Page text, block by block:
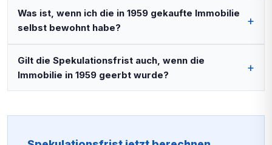
Was ist, wenn ich die in 1959 gekaufte Immobilie
selbst bewohnt habe?
Gilt die Spekulationsfrist auch, wenn die
Immobilie in 1959 geerbt wurde?